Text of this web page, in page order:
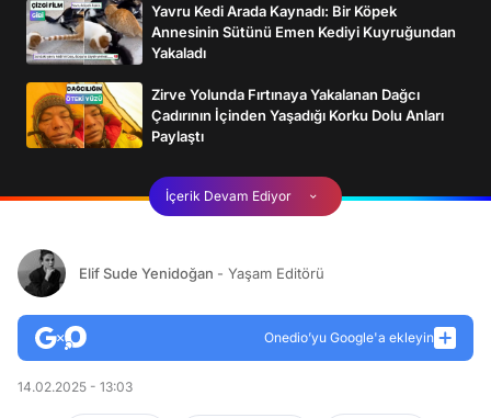
Yavru Kedi Arada Kaynadı: Bir Köpek
Annesinin Sütünü Emen Kediyi Kuyruğundan
Yakaladı
Zirve Yolunda Fırtınaya Yakalanan Dağcı
Çadırının İçinden Yaşadığı Korku Dolu Anları
Paylaştı
İçerik Devam Ediyor
Elif Sude Yenidoğan - Yaşam Editörü
Onedio’yu Google'a ekleyin
14.02.2025 - 13:03